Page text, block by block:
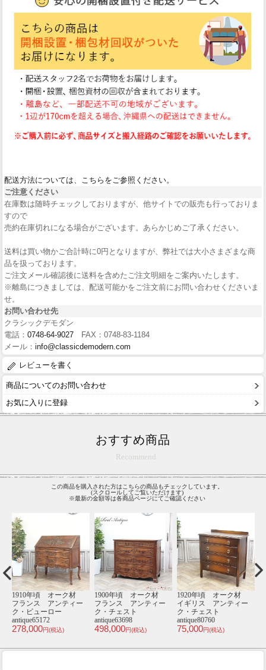
配送方法については、こちらをご参照ください。
ご注意ください
在庫数は随時チェックしておりますが、他サイトでの販売も行っておりま
すので
売約在庫切れになる場合がございます。あらかじめご了承ください。
送料は買い物かご合計時に0円となりますが、弊社では大小さまざまな商
品を扱っております。
ご注文メール確認後に送料を含めたご注文明細をご案内いたします。
※離島につきましては、配送可能かをご注文前にお問い合わせくださいま
せ。
お問い合わせ先
クラシックデモダン
電話： 0748-64-9027 FAX：0748-83-1184
メール： info@classicdemodern.com
レビューを書く
商品についてのお問い合わせ
お気に入りに登録
おすすめ商品
Recommend
この商品を購入された方はこちらの商品もチェックしています。
(スクロールしてご覧いただけます)
※最新の金額等は各商品ページにてご確認ください
1930年頃 オーク材
フランス アンティー
ク・チェスト
antique65375
118,000円(税込)
1940年頃 オーク材
フランス アンティー
ク・キャビネット
antique65525
65,000円(税込)
1880年頃 オーク材
フランス アンティー
ク・キャビネット
antique65462
350,000円(税込)